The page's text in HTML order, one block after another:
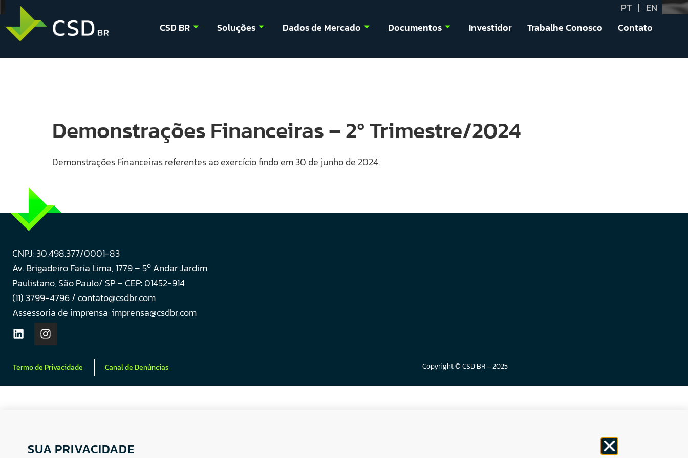
PT | EN
CSD BR
Soluções Dados de Mercado Documentos Investidor Trabalhe Conosco Contato
Demonstrações Financeiras – 2º Trimestre/2024
Demonstrações Financeiras referentes ao exercício findo em 30 de junho de 2024.
CNPJ: 30.498.377/0001-83
Av. Brigadeiro Faria Lima, 1779 – 5o Andar Jardim
Paulistano, São Paulo/ SP – CEP: 01452-914
(11) 3799-4796 / contato@csdbr.com
Assessoria de imprensa: imprensa@csdbr.com
Termo de Privacidade Canal de Denúncias Copyright © CSD BR – 2025
SUA PRIVACIDADE